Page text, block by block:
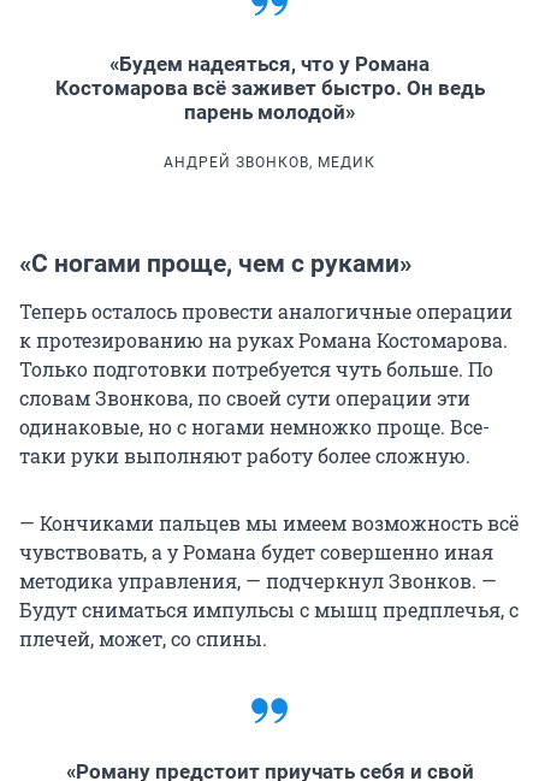
«Будем надеяться, что у Романа
Костомарова всё заживет быстро. Он ведь
парень молодой»
АНДРЕЙ ЗВОНКОВ, МЕДИК
«С ногами проще, чем с руками»
Теперь осталось провести аналогичные операции
к протезированию на руках Романа Костомарова.
Только подготовки потребуется чуть больше. По
словам Звонкова, по своей сути операции эти
одинаковые, но с ногами немножко проще. Все-
таки руки выполняют работу более сложную.
— Кончиками пальцев мы имеем возможность всё
чувствовать, а у Романа будет совершенно иная
методика управления, — подчеркнул Звонков. —
Будут сниматься импульсы с мышц предплечья, с
плечей, может, со спины.
«Роману предстоит приучать себя и свой